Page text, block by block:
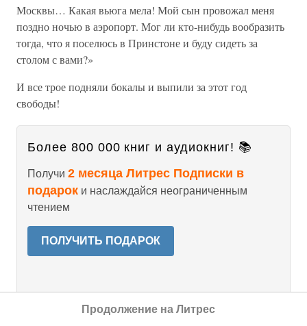
Москвы… Какая вьюга мела! Мой сын провожал меня
поздно ночью в аэропорт. Мог ли кто-нибудь вообразить
тогда, что я поселюсь в Принстоне и буду сидеть за
столом с вами?»
И все трое подняли бокалы и выпили за этот год
свободы!
Более 800 000 книг и аудиокниг! 📚
Получи 2 месяца Литрес Подписки в
подарок и наслаждайся неограниченным
чтением
ПОЛУЧИТЬ ПОДАРОК
Данный текст является ознакомительным
Продолжение на Литрес